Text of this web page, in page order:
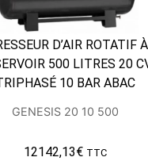
D’AIR ROTATIF
500 LITRES 20
10 BAR ABAC
GENESIS 20 10 500
12142,13€ TTC